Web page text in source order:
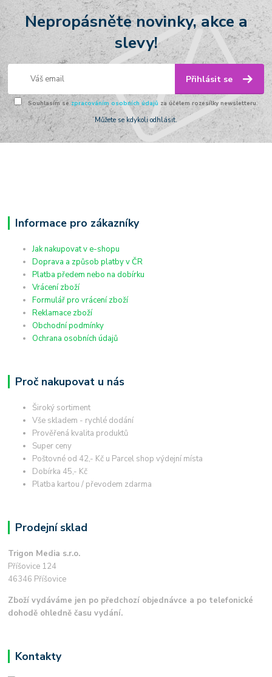
Nepropásněte novinky, akce a
slevy!
Přihlásit se
Souhlasím se zpracováním osobních údajů za účelem rozesílky newsletteru.
Můžete se kdykoli odhlásit.
Informace pro zákazníky
Jak nakupovat v e-shopu
Doprava a způsob platby v ČR
Platba předem nebo na dobírku
Vrácení zboží
Formulář pro vrácení zboží
Reklamace zboží
Obchodní podmínky
Ochrana osobních údajů
Proč nakupovat u nás
Široký sortiment
Vše skladem - rychlé dodání
Prověřená kvalita produktů
Super ceny
Poštovné od 42,- Kč u Parcel shop výdejní místa
Dobírka 45,- Kč
Platba kartou / převodem zdarma
Prodejní sklad
Trigon Media s.r.o.
Příšovice 124
46346 Příšovice
Zboží vydáváme jen po předchozí objednávce a po telefonické
dohodě ohledně času vydání.
Kontakty